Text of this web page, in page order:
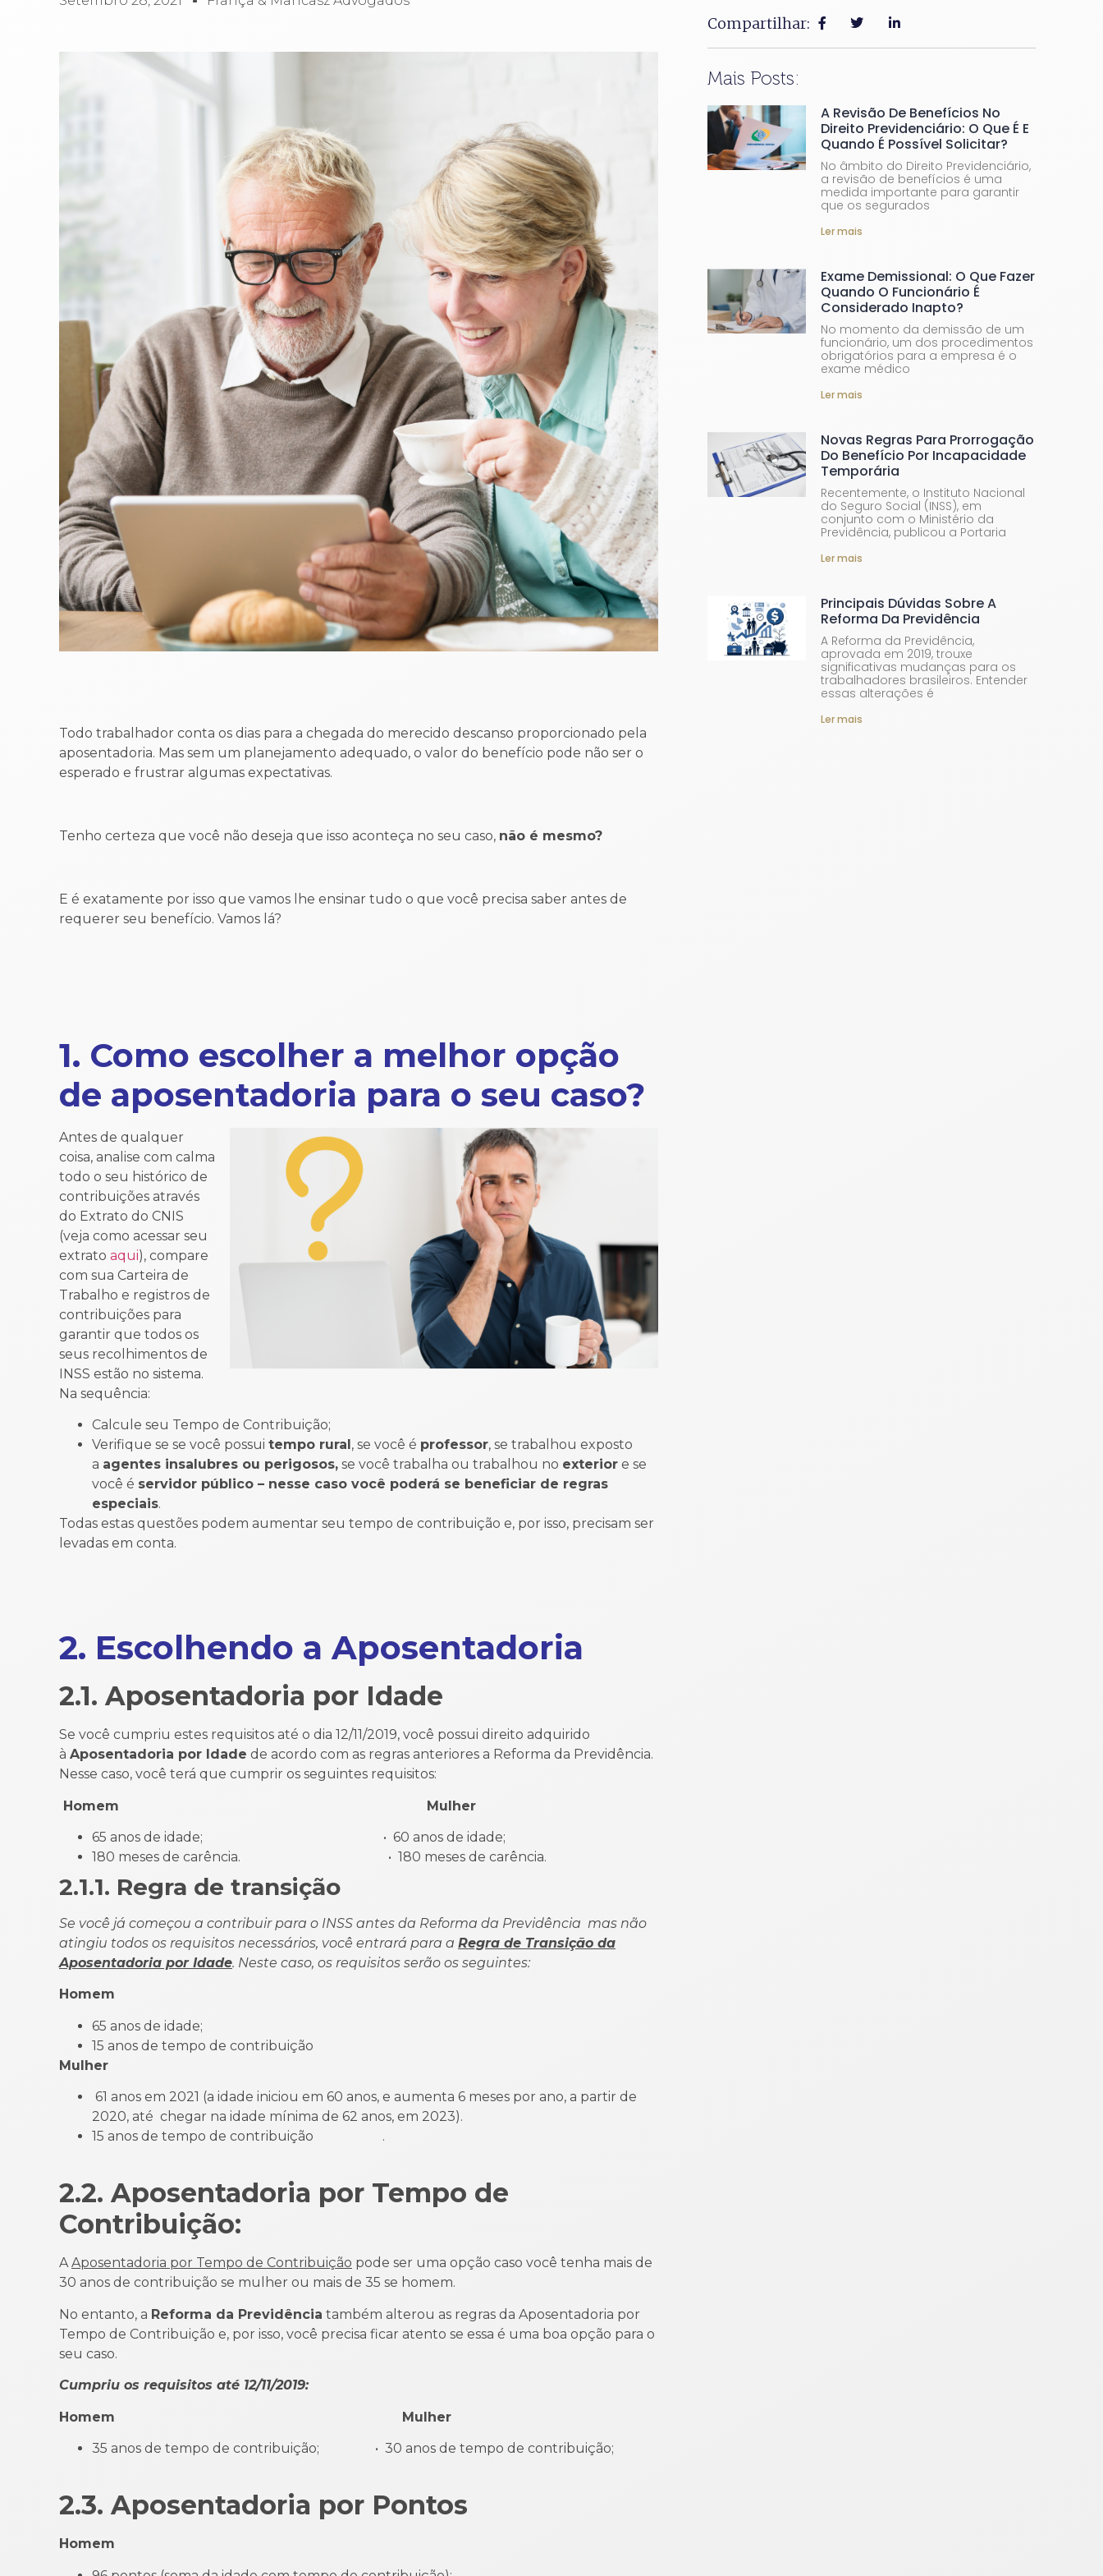
Todo trabalhador conta os dias para a chegada do merecido descanso proporcionado pela
aposentadoria. Mas sem um planejamento adequado, o valor do benefício pode não ser o
esperado e frustrar algumas expectativas.
Tenho certeza que você não deseja que isso aconteça no seu caso, não é mesmo?
E é exatamente por isso que vamos lhe ensinar tudo o que você precisa saber antes de
requerer seu benefício. Vamos lá?
1. Como escolher a melhor opção
de aposentadoria para o seu caso?
Antes de qualquer
coisa, analise com calma
todo o seu histórico de
contribuições através
do Extrato do CNIS
(veja como acessar seu
extrato aqui), compare
com sua Carteira de
Trabalho e registros de
contribuições para
garantir que todos os
seus recolhimentos de
INSS estão no sistema.
Na sequência:
Calcule seu Tempo de Contribuição;
Verifique se se você possui tempo rural, se você é professor, se trabalhou exposto
a agentes insalubres ou perigosos, se você trabalha ou trabalhou no exterior e se
você é servidor público – nesse caso você poderá se beneficiar de regras
especiais.
Todas estas questões podem aumentar seu tempo de contribuição e, por isso, precisam ser
levadas em conta.
2. Escolhendo a Aposentadoria
2.1. Aposentadoria por Idade
Se você cumpriu estes requisitos até o dia 12/11/2019, você possui direito adquirido
à Aposentadoria por Idade de acordo com as regras anteriores a Reforma da Previdência.
Nesse caso, você terá que cumprir os seguintes requisitos:
Homem Mulher
65 anos de idade; • 60 anos de idade;
180 meses de carência. • 180 meses de carência.
2.1.1. Regra de transição
Se você já começou a contribuir para o INSS antes da Reforma da Previdência mas não
atingiu todos os requisitos necessários, você entrará para a Regra de Transição da
Aposentadoria por Idade. Neste caso, os requisitos serão os seguintes:
Homem
65 anos de idade;
15 anos de tempo de contribuição
Mulher
61 anos em 2021 (a idade iniciou em 60 anos, e aumenta 6 meses por ano, a partir de
2020, até chegar na idade mínima de 62 anos, em 2023).
15 anos de tempo de contribuição .
2.2. Aposentadoria por Tempo de
Contribuição:
AAposentadoria por Tempo de Contribuição pode ser uma opção caso você tenha mais de
30 anos de contribuição se mulher ou mais de 35 se homem.
No entanto, a Reforma da Previdência também alterou as regras da Aposentadoria por
Tempo de Contribuição e, por isso, você precisa ficar atento se essa é uma boa opção para o
seu caso.
Cumpriu os requisitos até 12/11/2019:
Homem Mulher
35 anos de tempo de contribuição; • 30 anos de tempo de contribuição;
2.3. Aposentadoria por Pontos
Homem
Compartilhar:
Mais Posts:
A Revisão De Benefícios No
Direito Previdenciário: O Que É E
Quando É Possível Solicitar?
No âmbito do Direito Previdenciário,
a revisão de benefícios é uma
medida importante para garantir
que os segurados
Ler mais
Exame Demissional: O Que Fazer
Quando O Funcionário É
Considerado Inapto?
No momento da demissão de um
funcionário, um dos procedimentos
obrigatórios para a empresa é o
exame médico
Ler mais
Novas Regras Para Prorrogação
Do Benefício Por Incapacidade
Temporária
Recentemente, o Instituto Nacional
do Seguro Social (INSS), em
conjunto com o Ministério da
Previdência, publicou a Portaria
Ler mais
Principais Dúvidas Sobre A
Reforma Da Previdência
A Reforma da Previdência,
aprovada em 2019, trouxe
significativas mudanças para os
trabalhadores brasileiros. Entender
essas alterações é
Ler mais